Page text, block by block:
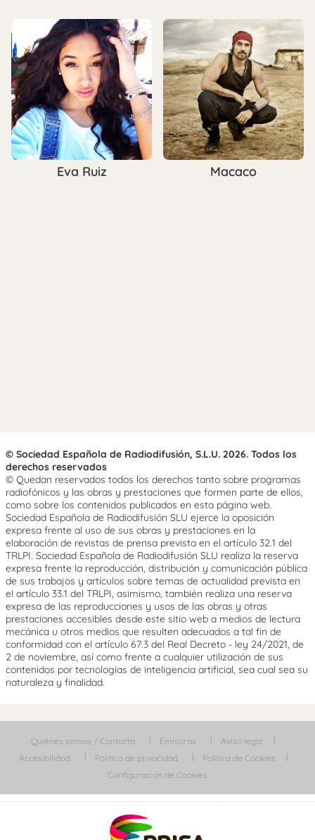
Eva Ruiz Macaco
© Sociedad Española de Radiodifusión, S.L.U. 2026. Todos los
derechos reservados
© Quedan reservados todos los derechos tanto sobre programas
radiofónicos y las obras y prestaciones que formen parte de ellos,
como sobre los contenidos publicados en esta página web.
Sociedad Española de Radiodifusión SLU ejerce la oposición
expresa frente al uso de sus obras y prestaciones en la
elaboración de revistas de prensa prevista en el artículo 32.1 del
TRLPI. Sociedad Española de Radiodifusión SLU realiza la reserva
expresa frente la reproducción, distribución y comunicación pública
de sus trabajos y artículos sobre temas de actualidad prevista en
el artículo 33.1 del TRLPI, asimismo, también realiza una reserva
expresa de las reproducciones y usos de las obras y otras
prestaciones accesibles desde este sitio web a medios de lectura
mecánica u otros medios que resulten adecuados a tal fin de
conformidad con el artículo 67.3 del Real Decreto - ley 24/2021, de
2 de noviembre, así como frente a cualquier utilización de sus
contenidos por tecnologías de inteligencia artificial, sea cual sea su
naturaleza y finalidad.
Quiénes somos / Contacta Emisoras
Aviso legal
Accesibilidad
Política de privacidad
Política de Cookies
Configuración de Cookies